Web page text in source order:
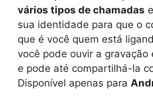
vários tipos de chamadas
sua identidade para que o
que é você quem está
você pode ouvir a gravação
e pode até compartilhá-la
Disponível apenas para